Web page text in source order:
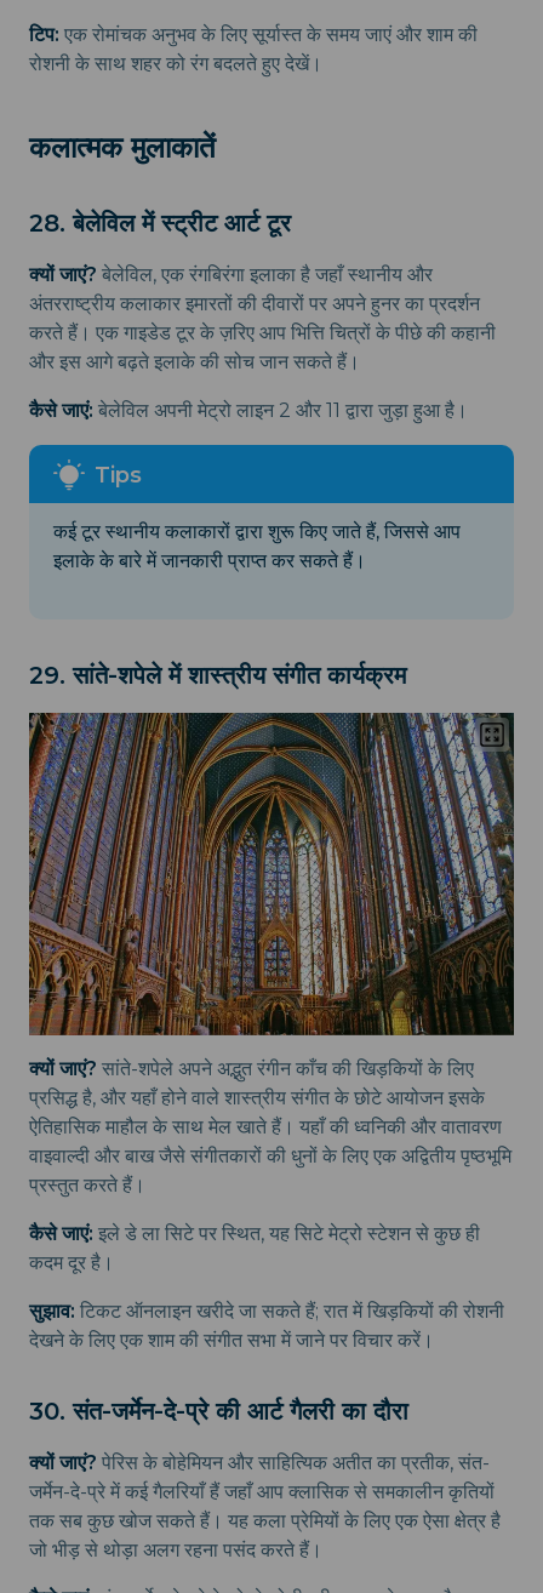
टिप: एक रोमांचक अनुभव के लिए सूर्यास्त के समय जाएं और शाम की
रोशनी के साथ शहर को रंग बदलते हुए देखें।
कलात्मक मुलाकातें
28. बेलेविल में स्ट्रीट आर्ट टूर
क्यों जाएं? बेलेविल, एक रंगबिरंगा इलाका है जहाँ स्थानीय और
अंतरराष्ट्रीय कलाकार इमारतों की दीवारों पर अपने हुनर का प्रदर्शन
करते हैं। एक गाइडेड टूर के ज़रिए आप भित्ति चित्रों के पीछे की कहानी
और इस आगे बढ़ते इलाके की सोच जान सकते हैं।
कैसे जाएं: बेलेविल अपनी मेट्रो लाइन 2 और 11 द्वारा जुड़ा हुआ है।
कई टूर स्थानीय कलाकारों द्वारा शुरू किए जाते हैं, जिससे आप
इलाके के बारे में जानकारी प्राप्त कर सकते हैं।
29. सांते-शपेले में शास्त्रीय संगीत कार्यक्रम
क्यों जाएं? सांते-शपेले अपने अद्भुत रंगीन काँच की खिड़कियों के लिए
प्रसिद्ध है, और यहाँ होने वाले शास्त्रीय संगीत के छोटे आयोजन इसके
ऐतिहासिक माहौल के साथ मेल खाते हैं। यहाँ की ध्वनिकी और वातावरण
वाइवाल्दी और बाख जैसे संगीतकारों की धुनों के लिए एक अद्वितीय पृष्ठभूमि
प्रस्तुत करते हैं।
कैसे जाएं: इले डे ला सिटे पर स्थित, यह सिटे मेट्रो स्टेशन से कुछ ही
कदम दूर है।
सुझाव: टिकट ऑनलाइन खरीदे जा सकते हैं; रात में खिड़कियों की रोशनी
देखने के लिए एक शाम की संगीत सभा में जाने पर विचार करें।
30. संत-जर्मेन-दे-प्रे की आर्ट गैलरी का दौरा
क्यों जाएं? पेरिस के बोहेमियन और साहित्यिक अतीत का प्रतीक, संत-
जर्मेन-दे-प्रे में कई गैलरियाँ हैं जहाँ आप क्लासिक से समकालीन कृतियों
तक सब कुछ खोज सकते हैं। यह कला प्रेमियों के लिए एक ऐसा क्षेत्र है
जो भीड़ से थोड़ा अलग रहना पसंद करते हैं।